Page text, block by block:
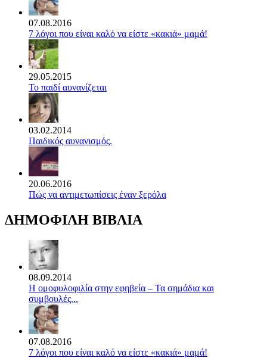
07.08.2016
7 λόγοι που είναι καλό να είστε «κακιά» μαμά!
29.05.2015
Το παιδί αυνανίζεται
03.02.2014
Παιδικός αυνανισμός.
20.06.2016
Πώς να αντιμετωπίσεις έναν ξερόλα
ΔΗΜΟΦΙΛΗ ΒΙΒΛΙΑ
08.09.2014
Η ομοφυλοφιλία στην εφηβεία – Τα σημάδια και
συμβουλές...
07.08.2016
7 λόγοι που είναι καλό να είστε «κακιά» μαμά!